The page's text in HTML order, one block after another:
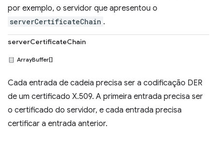
por exemplo, o servidor que apresentou o
serverCertificateChain .
serverCertificateChain
ArrayBuffer[]
Cada entrada de cadeia precisa ser a codificação DER
de um certificado X.509. A primeira entrada precisa ser
o certificado do servidor, e cada entrada precisa
certificar a entrada anterior.